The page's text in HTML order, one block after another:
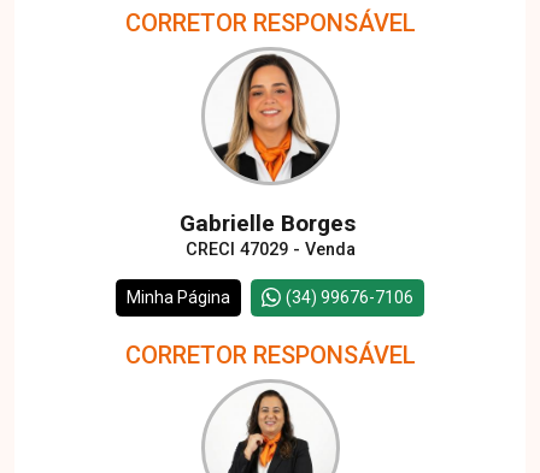
CORRETOR RESPONSÁVEL
Gabrielle Borges
CRECI 47029 - Venda
Minha Página (34) 99676-7106
CORRETOR RESPONSÁVEL